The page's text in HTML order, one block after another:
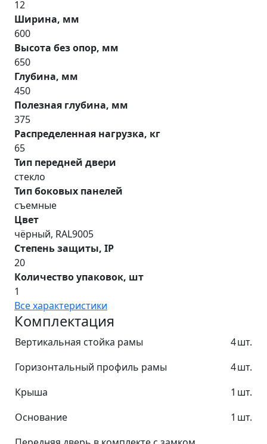
12
Ширина, мм
600
Высота без опор, мм
650
Глубина, мм
450
Полезная глубина, мм
375
Распределенная нагрузка, кг
65
Тип передней двери
стекло
Тип боковых панелей
съемные
Цвет
чёрный, RAL9005
Степень защиты, IP
20
Количество упаковок, шт
1
Все характеристики
Комплектация
Вертикальная стойка рамы 4шт.
Горизонтальный профиль рамы
4шт.
Крыша
1 шт.
Основание
1 шт.